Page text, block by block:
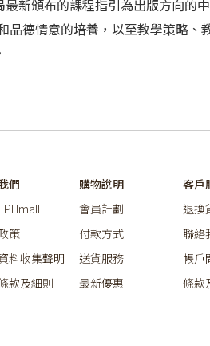
新頒布的課程指引為出版方向的
德情意的培養，以至教學策略、
們
策
料收集聲明
款及細則
購物說明
會員計劃
付款方式
送貨服務
最新優惠
客戶
退換
聯絡
帳戶
條款